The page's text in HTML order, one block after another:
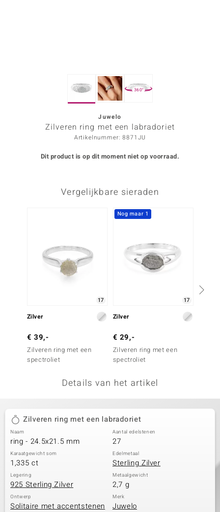
Collection
360°
Juwelo
Zilveren ring met een labradoriet
Artikelnummer: 8871JU
Dit product is op dit moment niet op voorraad.
Vergelijkbare sieraden
17
Zilver
€ 39,-
Zilveren ring met een
spectroliet
Nog maar 1
17
Zilver
€ 29,-
Zilveren ring met een
spectroliet
Details van het artikel
Zilveren ring met een labradoriet
Naam
ring - 24.5x21.5 mm
Aantal edelstenen
27
Karaatgewicht som
1,335 ct
Edelmetaal
Sterling Zilver
Legering
925 Sterling Zilver
Metaalgewicht
2,7 g
Ontwerp
Solitaire met accentstenen
Merk
Juwelo